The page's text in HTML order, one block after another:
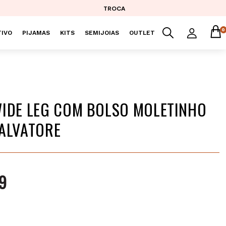
TROCA
PIJAMAS KITS SEMIJOIAS OUTLET 0
LEG COM BOLSO MOLETINHO